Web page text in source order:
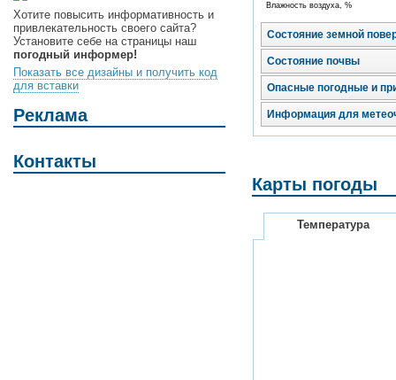
Хотите повысить информативность и
привлекательность своего сайта?
Установите себе на страницы наш
погодный информер!
Показать все дизайны и получить код
для вставки
Реклама
Контакты
Влажность воздуха, %
Состояние земной
Состояние почвы
Опасные погодные и
Информация для
Карты погоды
Температура